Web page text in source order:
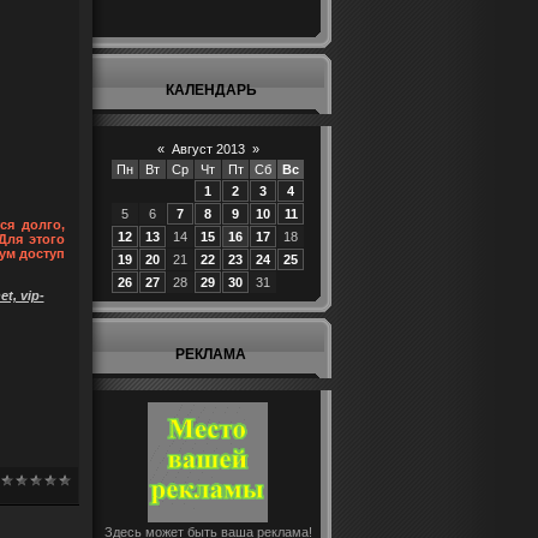
долго,
этого
доступ
vip-
КАЛЕНДАРЬ
« Август 2013 »
Пн
Вт Ср Чт Пт Сб
Вс
1
2 3
4
5
6 7 8 9 10
11
12
13 14 15 16 17
18
19
20 21 22 23 24
25
26
27 28 29 30 31
РЕКЛАМА
Здесь может быть ваша реклама!